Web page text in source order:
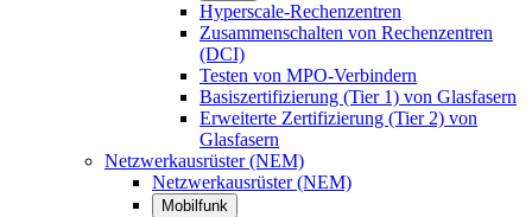
Hyperscale-Rechenzentren
Zusammenschalten von Rechenzentren
(DCI)
Testen von MPO-Verbindern
Basiszertifizierung (Tier 1) von Glasfasern
Erweiterte Zertifizierung (Tier 2) von
Glasfasern
Netzwerkausrüster (NEM)
Netzwerkausrüster (NEM)
Mobilfunk